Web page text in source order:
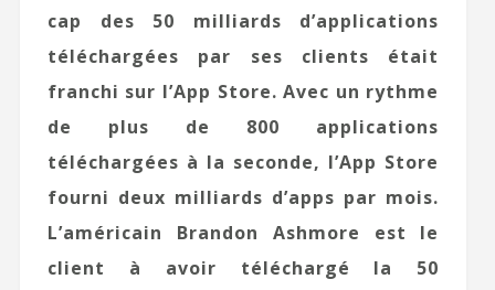
cap des 50 milliards d’applications
téléchargées par ses clients était
franchi sur l’App Store. Avec un rythme
de plus de 800 applications
téléchargées à la seconde, l’App Store
fourni deux milliards d’apps par mois.
L’américain Brandon Ashmore est le
client à avoir téléchargé la 50